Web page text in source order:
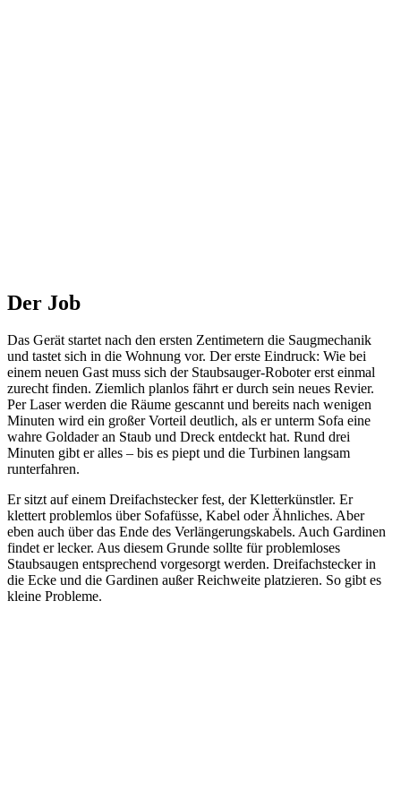
Der Job
Das Gerät startet nach den ersten Zentimetern die Saugmechanik
und tastet sich in die Wohnung vor. Der erste Eindruck: Wie bei
einem neuen Gast muss sich der Staubsauger-Roboter erst einmal
zurecht finden. Ziemlich planlos fährt er durch sein neues Revier.
Per Laser werden die Räume gescannt und bereits nach wenigen
Minuten wird ein großer Vorteil deutlich, als er unterm Sofa eine
wahre Goldader an Staub und Dreck entdeckt hat. Rund drei
Minuten gibt er alles – bis es piept und die Turbinen langsam
runterfahren.
Er sitzt auf einem Dreifachstecker fest, der Kletterkünstler. Er
klettert problemlos über Sofafüsse, Kabel oder Ähnliches. Aber
eben auch über das Ende des Verlängerungskabels. Auch Gardinen
findet er lecker. Aus diesem Grunde sollte für problemloses
Staubsaugen entsprechend vorgesorgt werden. Dreifachstecker in
die Ecke und die Gardinen außer Reichweite platzieren. So gibt es
kleine Probleme.